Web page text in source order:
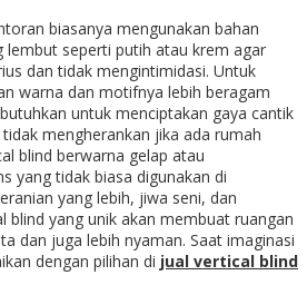
biasanya mengunakan bahan
lembut seperti putih atau krem agar
dan tidak mengintimidasi. Untuk
warna dan motifnya lebih beragam
untuk menciptakan gaya cantik
mengherankan jika ada rumah
blind berwarna gelap atau
yang tidak biasa digunakan di
yang lebih, jiwa seni, dan
blind yang unik akan membuat ruangan
dan juga lebih nyaman. Saat imaginasi
dengan pilihan di jual vertical blind